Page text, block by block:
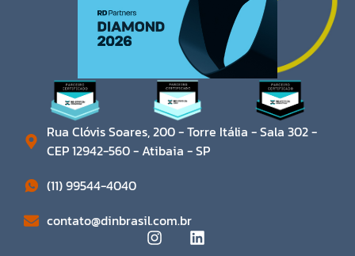
Rua Clóvis Soares, 200 - Torre Itália - Sala 302 -
CEP 12942-560 - Atibaia - SP​
(11) 99544-4040
contato@dinbrasil.com.br